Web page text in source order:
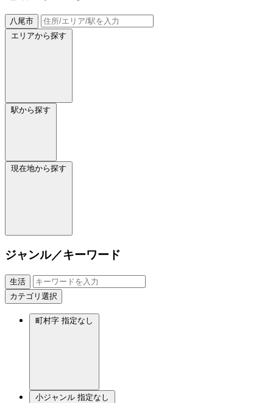
八尾市
エリアから探す
駅から探す
現在地から探す
ジャンル／キーワード
生活
カテゴリ選択
町村字 指定なし
小ジャンル 指定なし